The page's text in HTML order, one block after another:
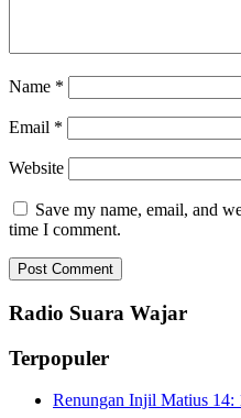
Name *
Email *
Website
Save my name, email, and
time I comment.
Radio Suara Wajar
Terpopuler
Renungan Injil Matius 14: